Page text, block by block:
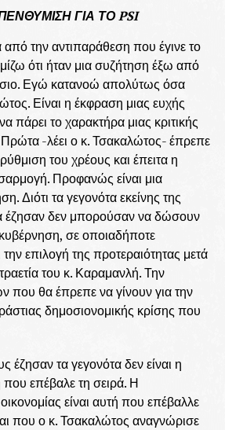
ΓΙΑ ΤΟ PSI
την αντιπαράθεση που έγινε το
ότι ήταν μια συζήτηση έξω από
Εγώ κατανοώ απολύτως όσα
Είναι η έκφραση μιας ευχής
πάρει το χαρακτήρα μιας κριτικής
-λέει ο κ. Τσακαλώτος- έπρεπε
του χρέους και έπειτα η
Προφανώς είναι μια
Διότι τα γεγονότα εκείνης της
έζησαν δεν μπορούσαν να δώσουν
σε οποιαδήποτε
επιλογή της προτεραιότητας μετά
του κ. Καραμανλή. Την
που θα έπρεπε να γίνουν για την
δημοσιονομικής κρίσης που
έζησαν τα γεγονότα δεν είναι η
επέβαλε τη σειρά. Η
είναι αυτή που επέβαλλε
που ο κ. Τσακαλώτος αναγνώρισε